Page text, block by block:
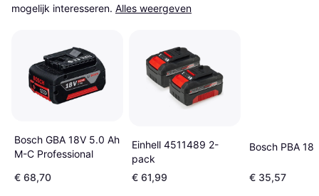
mogelijk interesseren. Alles weergeven
Bosch GBA 18V 5.0 Ah
M-C Professional
€ 68,70
Einhell 4511489 2-
pack
€ 61,99
Bosch PBA
€ 35,57